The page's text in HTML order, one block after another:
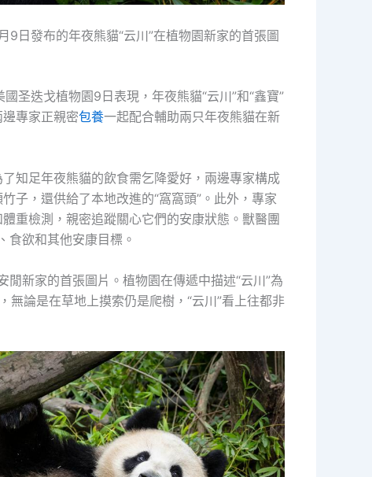
9日發布的年夜熊貓“云川”在植物園新家的首張圖
圣迭戈植物園9日表現，年夜熊貓“云川”和“鑫寶”
專家正親密包養一起配合輔助兩只年夜熊貓在新
知足年夜熊貓的飲食需乞降愛好，兩邊專家構成
子，還供給了本地改進的“窩窩頭”。此外，專家
重檢測，親密追蹤關心它們的安康狀態。獸醫團
食欲和其他安康目標。
閒新家的首張圖片。植物園在傳遞中描述“云川”為
無論是在草地上摸索仍是爬樹，“云川”看上往都非